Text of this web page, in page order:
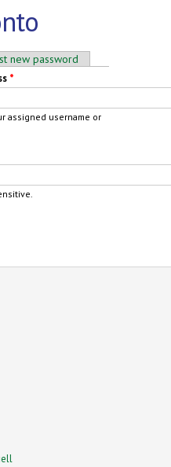
new password
*
assigned username or